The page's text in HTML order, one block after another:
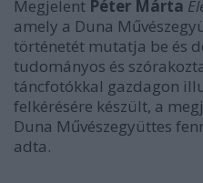
Megjelent Péter Márta
amely a Duna
történetét mutatja be és
tudományos és
táncfotókkal gazdagon
felkérésére készült, a
Duna Művészegyüttes
adta.